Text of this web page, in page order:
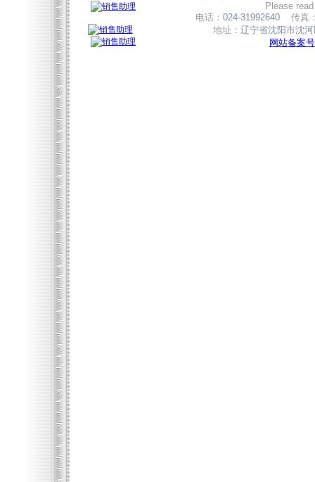
Please
电话： 024-31992640 传真
地址： 辽宁省沈阳市沈
网站备案